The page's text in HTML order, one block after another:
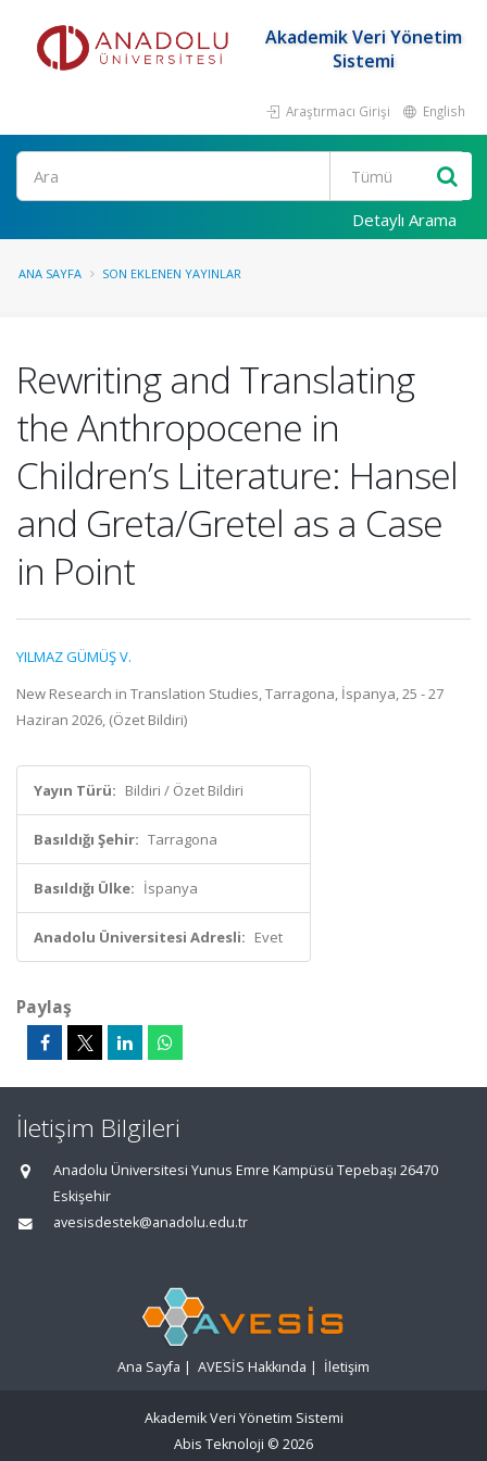
Akademik Veri Yönetim
Sistemi
Araştırmacı Girişi English
Ara
Detaylı Arama
ANA SAYFA SON EKLENEN YAYINLAR
Rewriting and Translating
the Anthropocene in
Children’s Literature: Hansel
and Greta/Gretel as a Case
in Point
YILMAZ GÜMÜŞ V.
New Research in Translation Studies, Tarragona, İspanya, 25 - 27
Haziran 2026, (Özet Bildiri)
Yayın Türü: Bildiri / Özet Bildiri
Basıldığı Şehir: Tarragona
Basıldığı Ülke: İspanya
Anadolu Üniversitesi Adresli: Evet
Paylaş
İletişim Bilgileri
Anadolu Üniversitesi Yunus Emre Kampüsü Tepebaşı 26470
Eskişehir
avesisdestek@anadolu.edu.tr
Ana Sayfa | AVESİS Hakkında | İletişim
Akademik Veri Yönetim Sistemi
Abis Teknoloji © 2026